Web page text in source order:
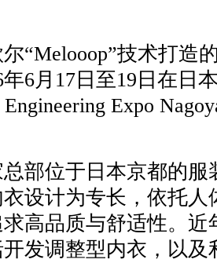
“Melooop”技术打造
6月17日至19日在日
Engineering Expo
部位于日本京都的服
设计为专长，依托
高品质与舒适性。
发调整型内衣，以